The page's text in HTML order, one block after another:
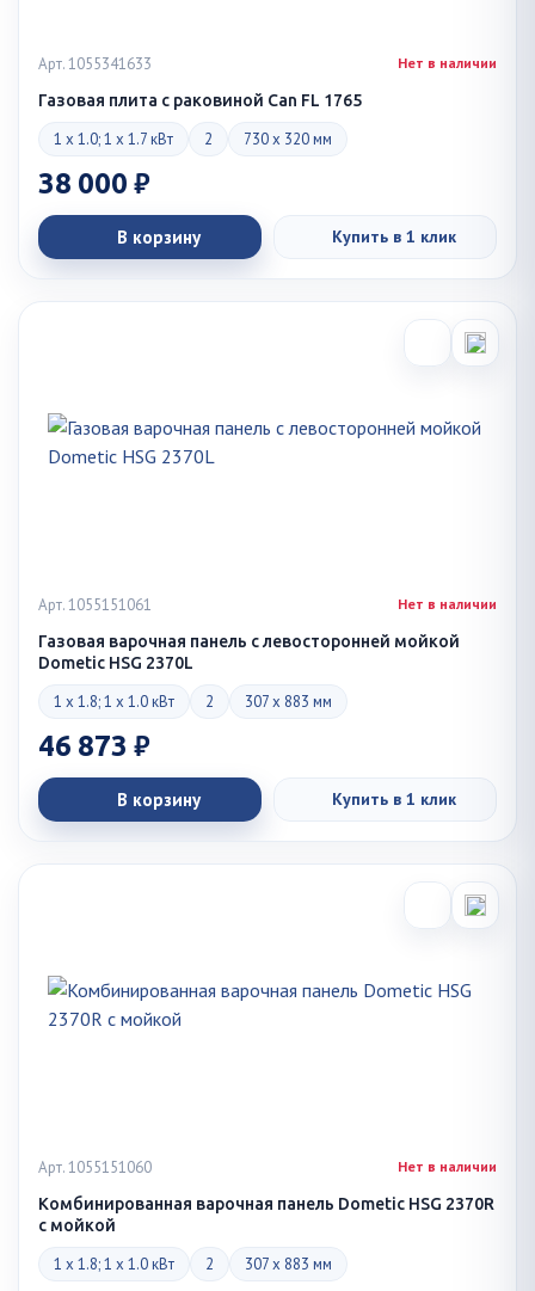
Арт. 1055341633 Нет в наличии
Газовая плита с раковиной Can FL 1765
1 x 1.0; 1 x 1.7 кВт 2 730 x 320 мм
38 000 ₽
В корзину Купить в 1 клик
Арт. 1055151061 Нет в наличии
Газовая варочная панель с левосторонней мойкой
Dometic HSG 2370L
1 x 1.8; 1 x 1.0 кВт 2 307 x 883 мм
46 873 ₽
В корзину Купить в 1 клик
Арт. 1055151060 Нет в наличии
Комбинированная варочная панель Dometic HSG 2370R
с мойкой
1 x 1.8; 1 x 1.0 кВт 2 307 x 883 мм